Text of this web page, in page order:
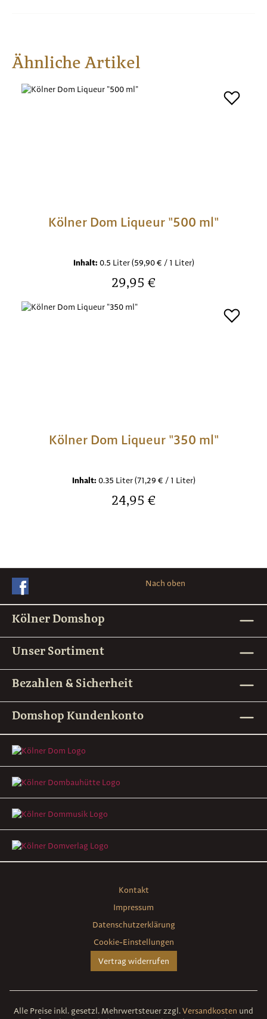
Produktgalerie überspringen
Ähnliche Artikel
Kölner Dom Liqueur "500 ml"
Inhalt: 0.5 Liter(59,90 € / 1 Liter)
Regulärer Preis:
29,95 €
Kölner Dom Liqueur "350 ml"
Inhalt: 0.35 Liter(71,29 € / 1 Liter)
Regulärer Preis:
24,95 €
Nach oben
Kölner Domshop
Unser Sortiment
Bezahlen & Sicherheit
Domshop Kundenkonto
Kontakt
Impressum
Datenschutzerklärung
Cookie-Einstellungen
Vertrag widerrufen
Alle Preise inkl. gesetzl. Mehrwertsteuer zzgl.Versandkosten und